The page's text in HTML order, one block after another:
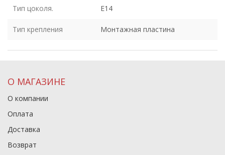
Тип цоколя. E14
Тип крепления Монтажная пластина
О МАГАЗИНЕ
О компании
Оплата
Доставка
Возврат